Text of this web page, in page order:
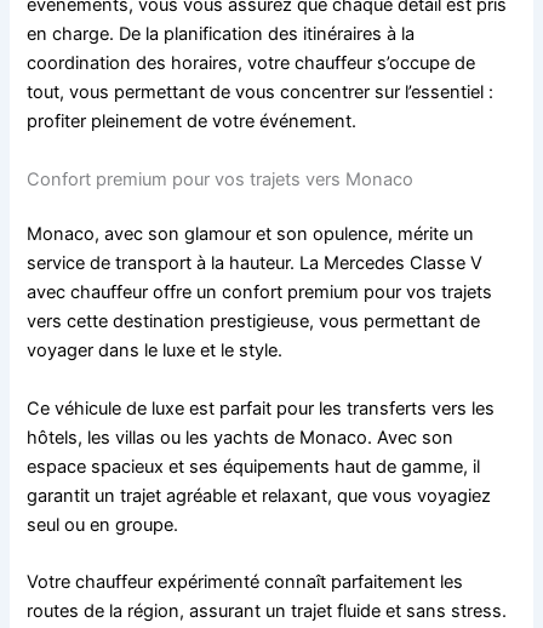
événements, vous vous assurez que chaque détail est pris
en charge. De la planification des itinéraires à la
coordination des horaires, votre chauffeur s’occupe de
tout, vous permettant de vous concentrer sur l’essentiel :
profiter pleinement de votre événement.
Confort premium pour vos trajets vers Monaco
Monaco, avec son glamour et son opulence, mérite un
service de transport à la hauteur. La Mercedes Classe V
avec chauffeur offre un confort premium pour vos trajets
vers cette destination prestigieuse, vous permettant de
voyager dans le luxe et le style.
Ce véhicule de luxe est parfait pour les transferts vers les
hôtels, les villas ou les yachts de Monaco. Avec son
espace spacieux et ses équipements haut de gamme, il
garantit un trajet agréable et relaxant, que vous voyagiez
seul ou en groupe.
Votre chauffeur expérimenté connaît parfaitement les
routes de la région, assurant un trajet fluide et sans stress.